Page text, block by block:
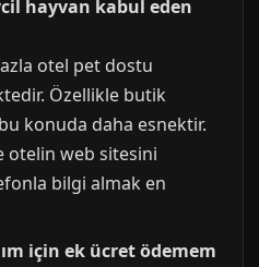
hayvan kabul eden
otel pet dostu
Özellikle butik
konuda daha esnektir.
otelin web sitesini
bilgi almak en
için ek ücret ödemem